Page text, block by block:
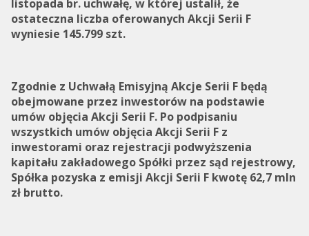
listopada br. uchwałę, w której ustalił, że
ostateczna liczba oferowanych Akcji Serii F
wyniesie 145.799 szt.
Zgodnie z Uchwałą Emisyjną Akcje Serii F będą
obejmowane przez inwestorów na podstawie
umów objęcia Akcji Serii F. Po podpisaniu
wszystkich umów objęcia Akcji Serii F z
inwestorami oraz rejestracji podwyższenia
kapitału zakładowego Spółki przez sąd rejestrowy,
Spółka pozyska z emisji Akcji Serii F kwotę 62,7 mln
zł brutto.